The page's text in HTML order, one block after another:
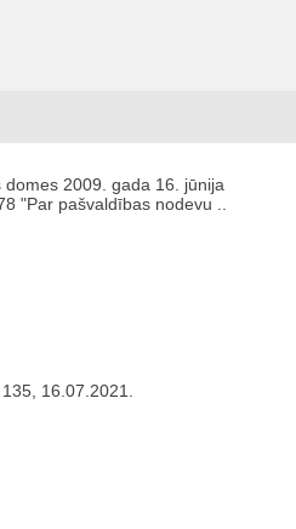
2009. gada 16. jūnija
"Par pašvaldības nodevu ..
, 135, 16.07.2021.